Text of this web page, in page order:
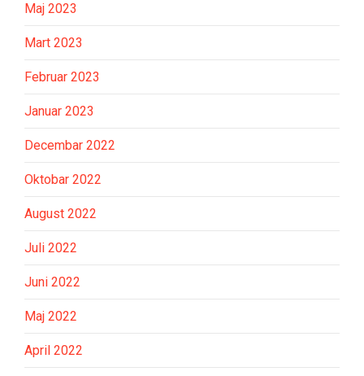
Maj 2023
Mart 2023
Februar 2023
Januar 2023
Decembar 2022
Oktobar 2022
August 2022
Juli 2022
Juni 2022
Maj 2022
April 2022